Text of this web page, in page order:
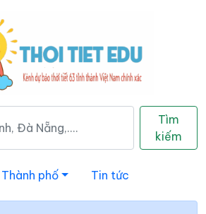
Tìm
kiếm
phố Tin tức